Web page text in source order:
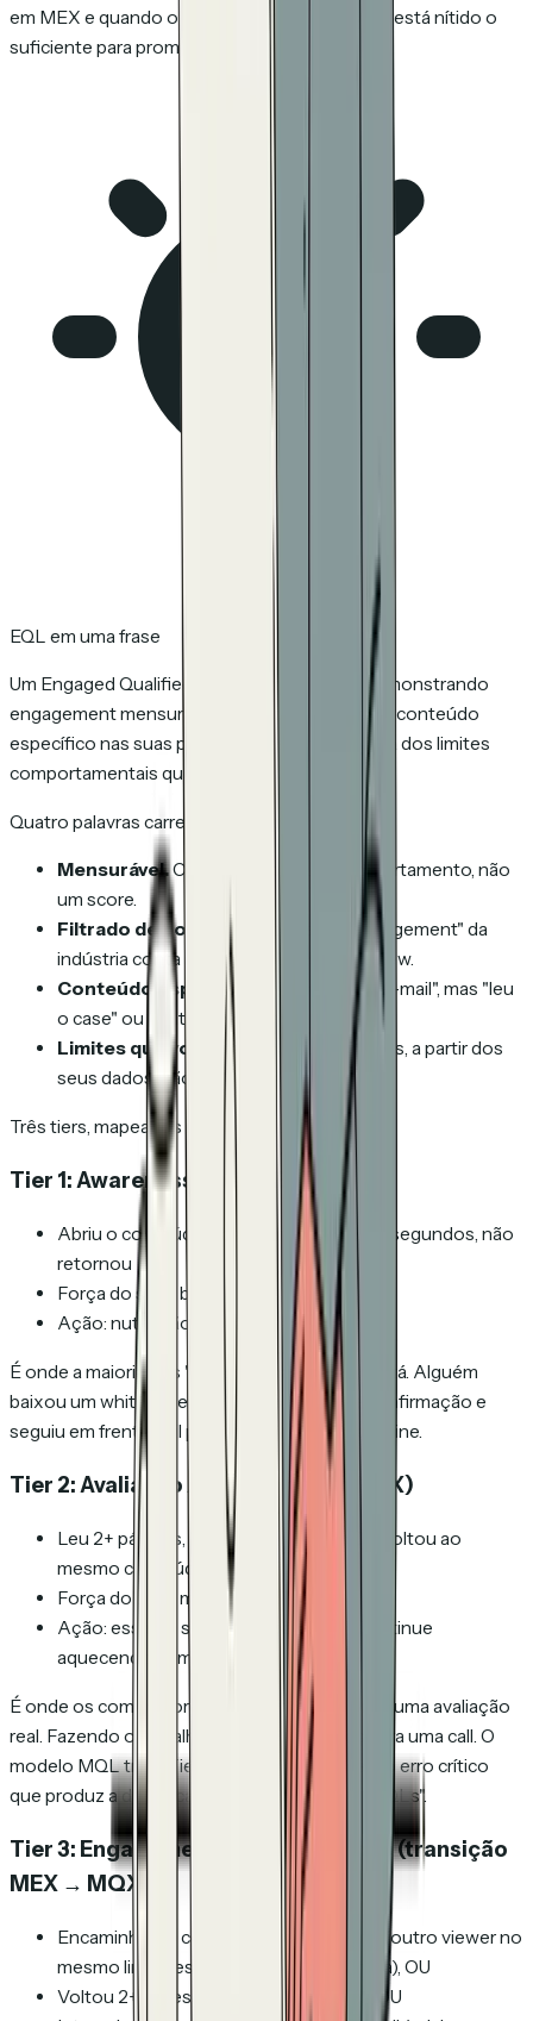
em MEX e quando o comportamento de MEX está nítido o
suficiente para promover a MQX.
EQL em uma frase
Um Engaged Qualified Lead é um indivíduo demonstrando
engagement mensurável e filtrado de bot com conteúdo
específico nas suas propriedades, em ou acima dos limites
comportamentais que você define.
Quatro palavras carregam o peso:
Mensurável.O qualificador é um comportamento, não
um score.
Filtrado de bot.
A maior parte do "engagement" da
indústria conta scanners e bots de preview.
Conteúdo específico.
Não "abriu um e-mail", mas "leu
o case" ou "voltou à página de pricing".
Limites que você define.
Seus números, a partir dos
seus dados, não um template.
Três tiers, mapeados no vocabulário de Miller:
Tier 1: Awareness (pré-MEX)
Abriu o conteúdo, passou menos de 60 segundos, não
retornou
Força do sinal: baixa
Ação: nutrir, não passar para vendas
É onde a maioria dos "MQLs" atuais de fato está. Alguém
baixou um whitepaper, recebeu o e-mail de confirmação e
seguiu em frente. Útil para marca, não para pipeline.
Tier 2: Avaliação Ativa (território MEX)
Leu 2+ páginas, passou 2+ minutos OU voltou ao
mesmo conteúdo em até 7 dias
Força do sinal: média
Ação: essa é a sua população MEX. Continue
aquecendo com conteúdo direcionado.
É onde os compradores de fato ficam durante uma avaliação
real. Fazendo o trabalho, ainda não prontos para uma call. O
modelo MQL trata Tier 2 igual a Tier 3. Esse é o erro crítico
que produz a dinâmica "vendas ignora seus MQLs".
Tier 3: Engagement de Alta Intenção (transição
MEX → MQX)
Encaminhou o conteúdo internamente (outro viewer no
mesmo link, mesmo domínio da empresa), OU
Voltou 2+ vezes ao mesmo conteúdo, OU